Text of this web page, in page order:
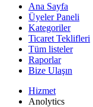
Ana Sayfa
Üyeler Paneli
Kategoriler
Ticaret Teklifleri
Tüm listeler
Raporlar
Bize Ulaşın
Hizmet
Anolytics